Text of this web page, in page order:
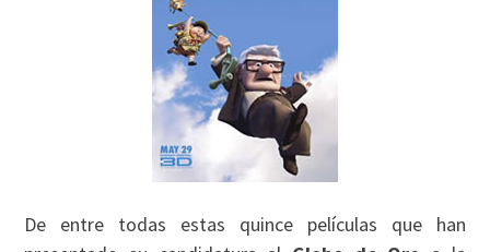
De entre todas estas quince películas que han